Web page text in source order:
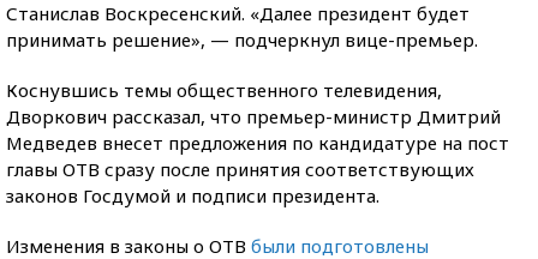
Станислав Воскресенский. «Далее президент будет
принимать решение», — подчеркнул вице-премьер.
Коснувшись темы общественного телевидения,
Дворкович рассказал, что премьер-министр Дмитрий
Медведев внесет предложения по кандидатуре на пост
главы ОТВ сразу после принятия соответствующих
законов Госдумой и подписи президента.
Изменения в законы о ОТВ были подготовлены